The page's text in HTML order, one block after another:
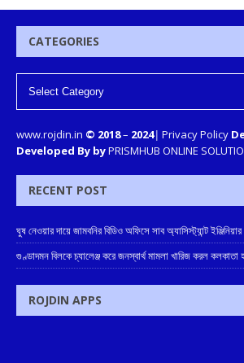
CATEGORIES
www.rojdin.in © 2018– 2024| Privacy Policy
Developed By byPRISMHUB ONLINE
RECENT POST
ঘুষ নেওয়ার দায়ে জামবনির বিডিও অফিসে সাব অ্যাসিস্ট্যান্ট
গুণ্ডাদমন বিলকে চ্যালেঞ্জ করে জনস্বার্থ মামলা খারিজ করল কলকাতা
ROJDIN APPS